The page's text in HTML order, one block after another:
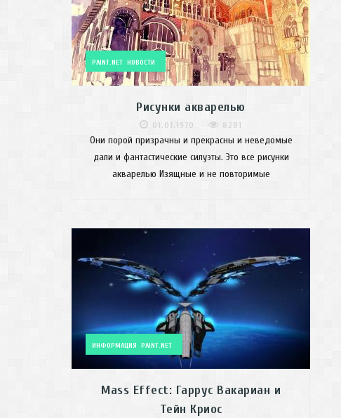
PAINT.NET НОВОСТИ
Рисунки акварелью
01.01.1970 8281
Они порой призрачны и прекрасны и неведомые
дали и фантастические силуэты. Это все рисунки
акварелью Изящные и не повторимые
ИНФОРМАЦИЯ PAINT.NET
Mass Effect: Гаррус Вакариан и
Тейн Криос